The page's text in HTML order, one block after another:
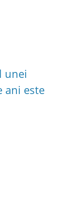
unei
ani este